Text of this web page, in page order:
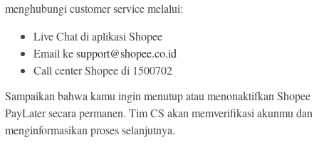
menghubungi customer service melalui:
Live Chat di aplikasi Shopee
Email kesupport@shopee.co.id
Call center Shopee di 1500702
Sampaikan bahwa kamu ingin menutup atau menonaktifkan Shopee
PayLater secara permanen. Tim CS akan memverifikasi akunmu dan
menginformasikan proses selanjutnya.